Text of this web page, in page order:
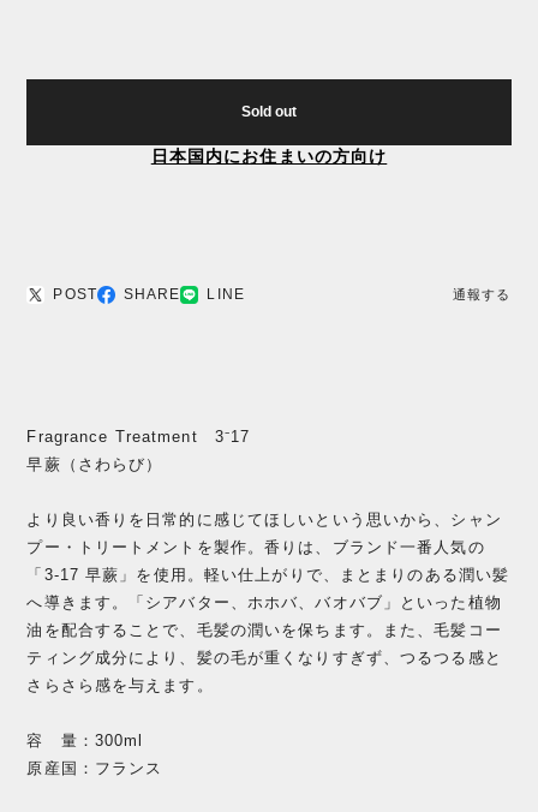
Sold out
日本国内にお住まいの方向け
POST SHARE LINE 通報する
Fragrance Treatment 3⁻17
早蕨（さわらび）
より良い香りを日常的に感じてほしいという思いから、シャン
プー・トリートメントを製作。香りは、ブランド一番人気の
「3-17 早蕨」を使用。軽い仕上がりで、まとまりのある潤い髪
へ導きます。「シアバター、ホホバ、バオバブ」といった植物
油を配合することで、毛髪の潤いを保ちます。また、毛髪コー
ティング成分により、髪の毛が重くなりすぎず、つるつる感と
さらさら感を与えます。
容 量：300ml
原産国：フランス